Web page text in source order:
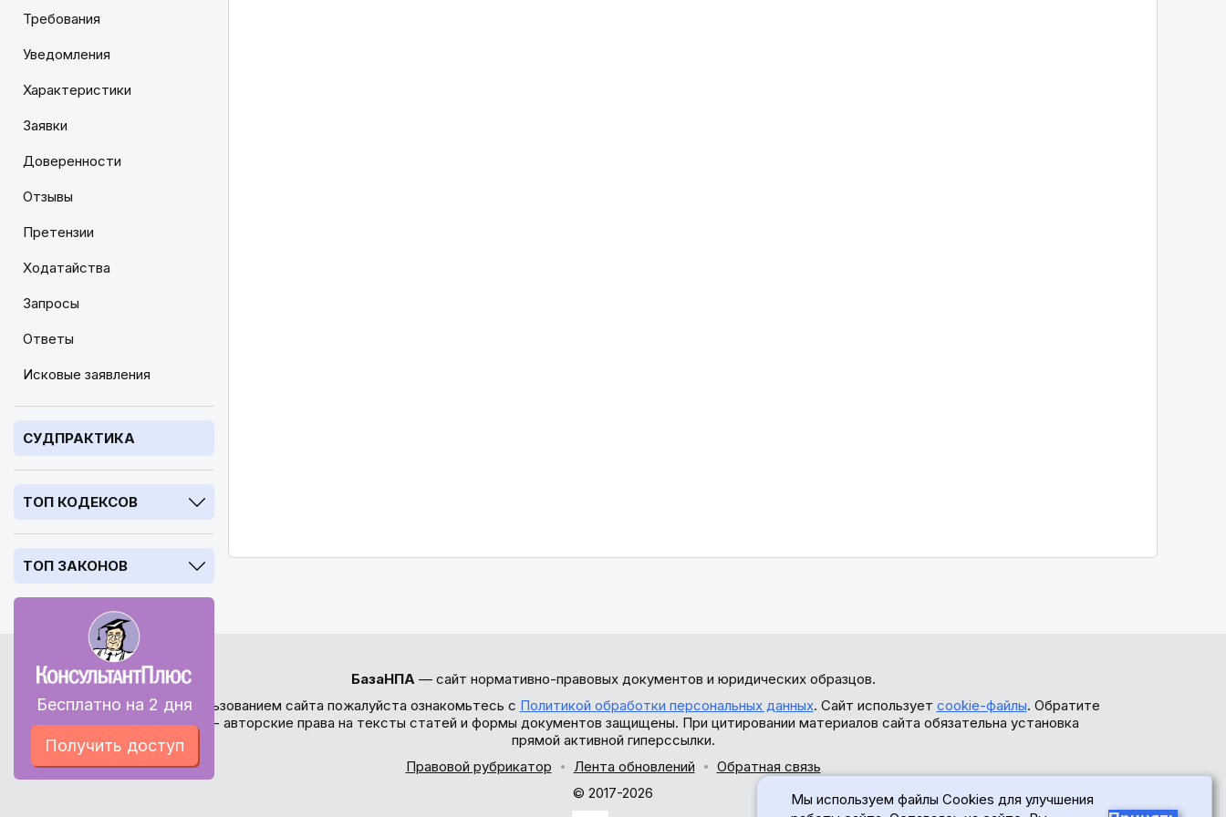
Требования
Уведомления
Характеристики
Заявки
Доверенности
Отзывы
Претензии
Ходатайства
Запросы
Ответы
Исковые заявления
СУДПРАКТИКА
ТОП КОДЕКСОВ
ТОП ЗАКОНОВ
Бесплатно на 2 дня
Получить доступ
БазаНПА— сайт нормативно-правовых документов и юридических образцов.
Перед использованием сайта пожалуйста ознакомьтесь с Политикой обработки персональных данных. Сайт использует cookie-файлы. Обратите
внимание - авторские права на тексты статей и формы документов защищены. При цитировании материалов сайта обязательна установка
прямой активной гиперссылки.
Правовой рубрикатор
Лента обновлений
Обратная связь
© 2017-2026
Мы используем файлы Cookies для улучшения